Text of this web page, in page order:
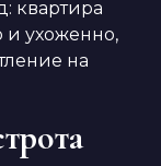
квартира
и ухоженно,
на